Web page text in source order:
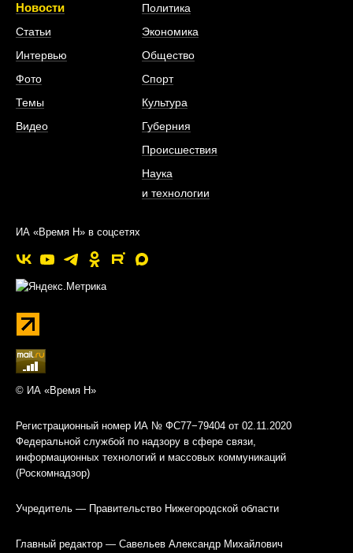
Новости
Статьи
Интервью
Фото
Темы
Видео
Политика
Экономика
Общество
Спорт
Культура
Губерния
Происшествия
Наука
и технологии
ИА «Время Н» в соцсетях
© ИА «Время Н»
Регистрационный номер ИА № ФС77−79404 от 02.11.2020
Федеральной службой по надзору в сфере связи,
информационных технологий и массовых коммуникаций
(Роскомнадзор)
Учредитель — Правительство Нижегородской области
Главный редактор — Савельев Александр Михайлович